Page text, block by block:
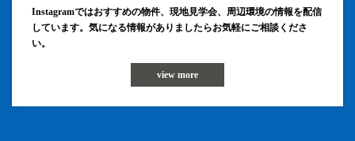
Instagramではおすすめの物件、現地見学会、周辺環境の情報を配信
しています。気になる情報がありましたらお気軽にご相談くださ
い。
view more